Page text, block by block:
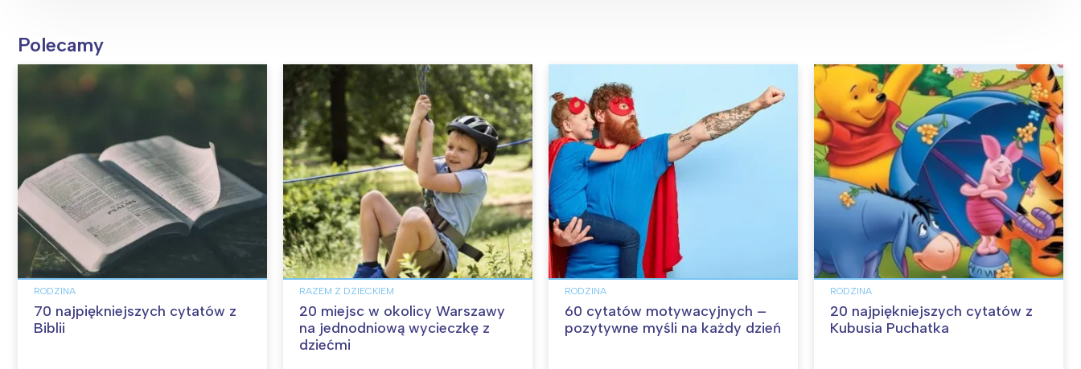
Polecamy
RODZINA
70 najpiękniejszych cytatów z
Biblii
RAZEM Z DZIECKIEM
20 miejsc w okolicy Warszawy
na jednodniową wycieczkę z
dziećmi
RODZINA
60 cytatów motywacyjnych –
pozytywne myśli na każdy dzień
RODZINA
20 najpiękniejszych cytatów z
Kubusia Puchatka